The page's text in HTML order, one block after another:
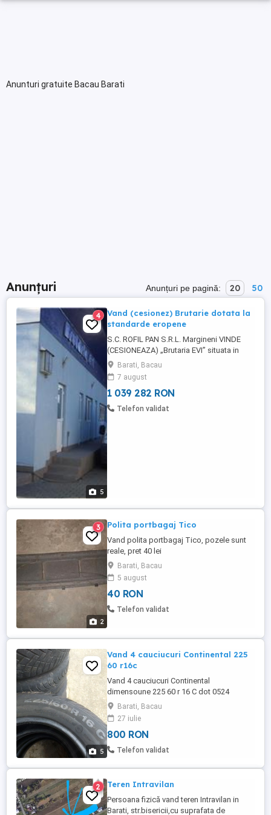
Anunturi gratuite Bacau Barati
Anunțuri Anunțuri pe pagină: 20 50
5
4
Vand (cesionez) Brutarie dotata la
standarde eropene
S.C. ROFIL PAN S.R.L. Margineni VINDE
(CESIONEAZA) „Brutaria EVI” situata in
comuna Margineni, sat Barati, str. Prunului
nr. 1, judetul Bacau. Brutaria este complet
dotata si utilata la standarde europene si
se compune din: - teren - cladire brutarie -
utilaje de productie: - Cuptor multivatra cu
Barati, Bacau
7 august
1 039 282 RON
Telefon validat
2
3 Polita portbagaj Tico
Vand polita portbagaj Tico, pozele sunt
reale, pret 40 lei
Barati, Bacau
5 august
40 RON
Telefon validat
5
Vand 4 cauciucuri Continental 225
60 r16c
Vand 4 cauciucuri Continental
dimensoune 225 60 r 16 C dot 0524
Barati, Bacau
27 iulie
800 RON
Telefon validat
2 Teren Intravilan
Persoana fizică vand teren Intravilan in
Barati, str.bisericii,cu suprafata de